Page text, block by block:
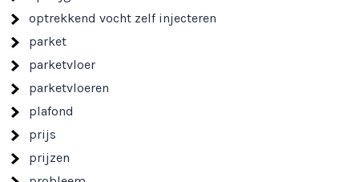
optrekkend vocht zelf injecteren
parket
parketvloer
parketvloeren
plafond
prijs
prijzen